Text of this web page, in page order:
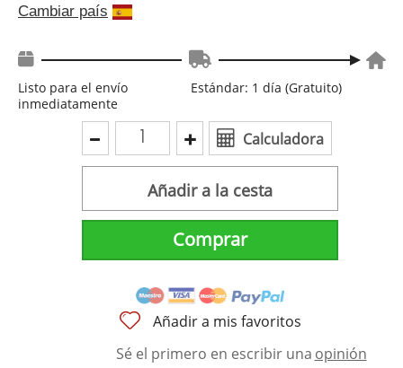
Cambiar país
Listo para el envío
inmediatamente
Estándar: 1 día (Gratuito)
Calculadora
Añadir a la cesta
Comprar
Añadir a mis favoritos
Sé el primero en escribir una opinión